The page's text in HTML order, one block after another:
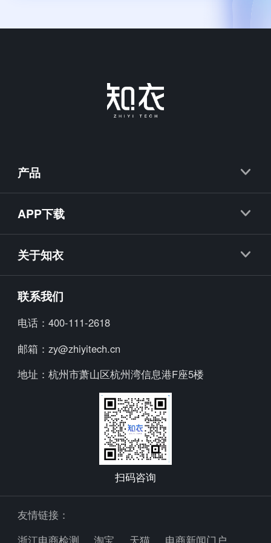
产品
知款
知小布
知小衣
海外探款
美念
炼丹炉
APP下载
海外探款APP
关于知衣
加入我们
行业资讯
公司动态
联系我们
电话： 400-111-2618
邮箱： zy@zhiyitech.cn
地址： 杭州市萧山区杭州湾信息港F座5楼
扫码咨询
友情链接：